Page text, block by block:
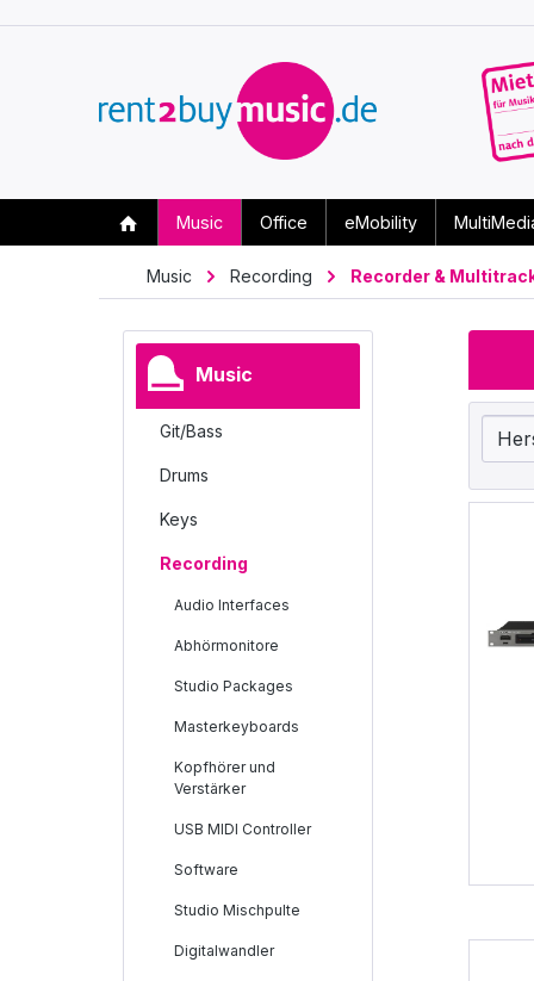
Music Office eMobility
Music Recording Recorder &
Music
Git/Bass
Drums
Keys
Recording
Audio Interfaces
Abhörmonitore
Studio Packages
Masterkeyboards
Kopfhörer und
Verstärker
USB MIDI Controller
Software
Studio Mischpulte
Digitalwandler